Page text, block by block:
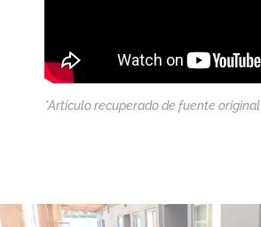
*Artículo recuperado de fuente original